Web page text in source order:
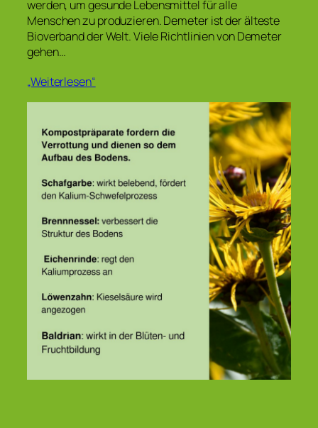
werden, um gesunde Lebensmittel für alle
Menschen zu produzieren. Demeter ist der älteste
Bioverband der Welt. Viele Richtlinien von Demeter
gehen…
„Weiterlesen“